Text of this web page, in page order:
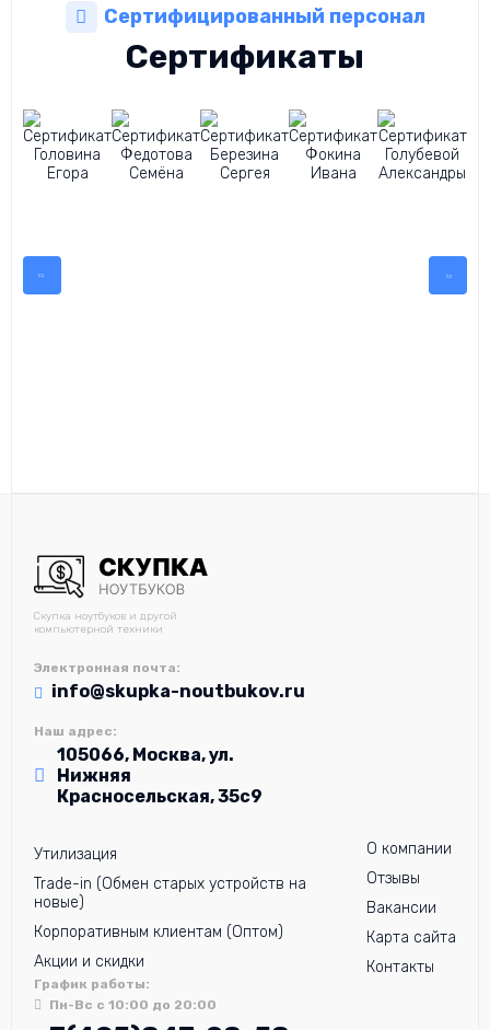
Сертифицированный персонал
Сертификаты
Скупка ноутбуков и другой
компьютерной техники
Электронная почта:
info@skupka-noutbukov.ru
Наш адрес:
105066, Москва, ул.
Нижняя
Красносельская, 35с9
Утилизация
Trade-in (Обмен старых устройств на
новые)
Корпоративным клиентам (Оптом)
Акции и скидки
О компании
Отзывы
Вакансии
Карта сайта
Контакты
График работы:
Пн-Вс с 10:00 до 20:00